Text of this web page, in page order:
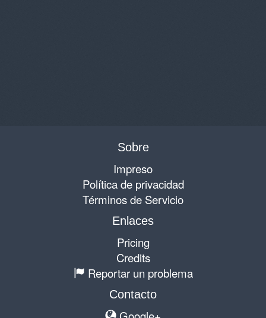
Sobre
Impreso
Política de privacidad
Términos de Servicio
Enlaces
Pricing
Credits
Reportar un problema
Contacto